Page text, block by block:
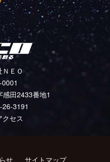
ＥＯ
田2433番地1
3191
クセス
せ サイトマップ